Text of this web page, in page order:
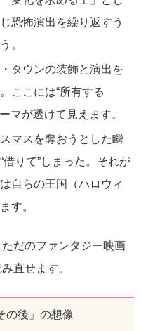
恐怖演出を繰り返すう
。
タウンの装飾と演出を
ここには“所有する
マが透けて見えます。
マスを奪おうとした瞬
りて”しまった。それが
自らの王国（ハロウィ
す。
だのファンタジー映画
直せます。
の後」の想像